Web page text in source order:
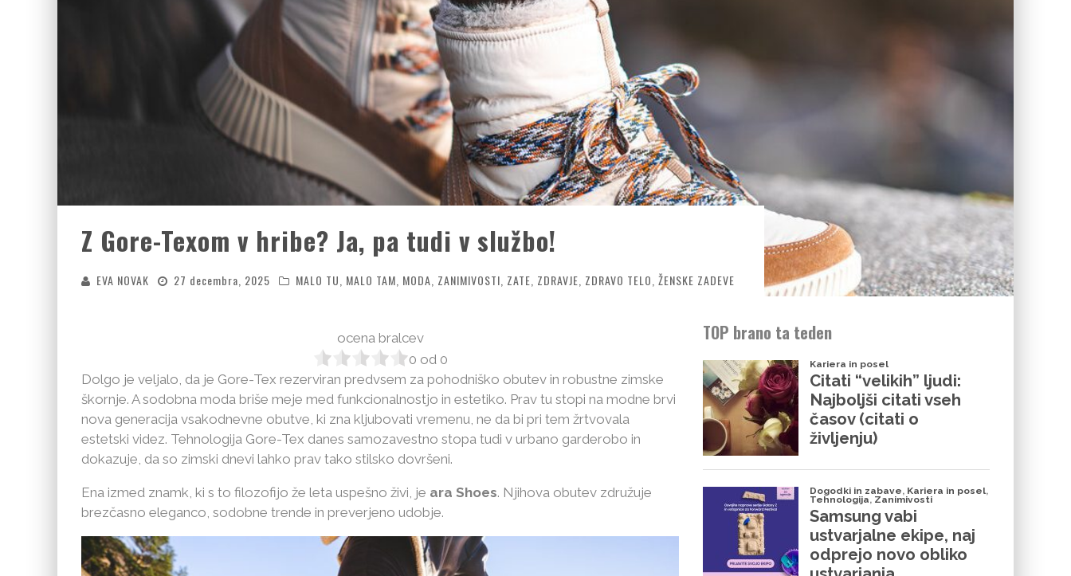
Z Gore-Texom v hribe? Ja, pa tudi v službo!
EVA NOVAK 27 decembra, 2025 MALO TU, MALO TAM MODA ZANIMIVOSTI ZATE ZDRAVJE ZDRAVO TELO ŽENSKE ZADEVE
ocena bralcev
0 od 0
Dolgo je veljalo, da je Gore-Tex rezerviran predvsem za pohodniško obutev in robustne zimske
škornje. A sodobna moda briše meje med funkcionalnostjo in estetiko. Prav tu stopi na modne brvi
nova generacija vsakodnevne obutve, ki zna kljubovati vremenu, ne da bi pri tem žrtvovala
estetski videz. Tehnologija Gore-Tex danes samozavestno stopa tudi v urbano garderobo in
dokazuje, da so zimski dnevi lahko prav tako stilsko dovršeni.
Ena izmed znamk, ki s to filozofijo že leta uspešno živi, je ara Shoes. Njihova obutev združuje
brezčasno eleganco, sodobne trende in preverjeno udobje.
TOP brano ta teden